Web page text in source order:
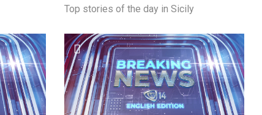
Top stories of the day in Sicily